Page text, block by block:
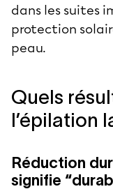
dans les suites
protection
peau.
Quels
l’épilation
Réduction
signifie